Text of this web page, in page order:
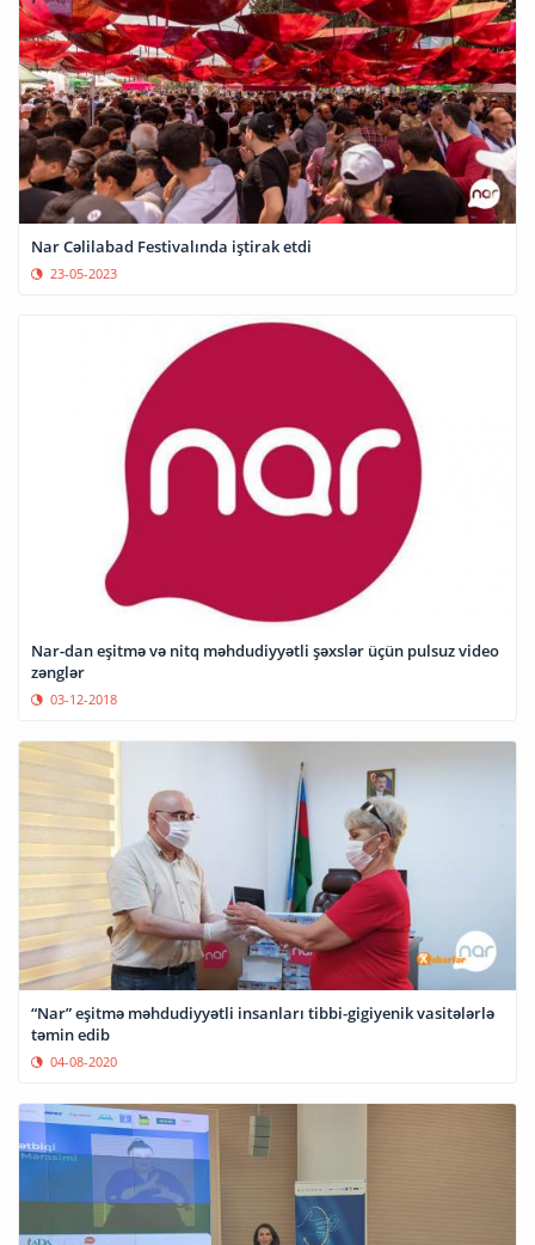
Nar Cəlilabad Festivalında iştirak etdi
23-05-2023
Nar-dan eşitmə və nitq məhdudiyyətli şəxslər üçün pulsuz video
zənglər
03-12-2018
“Nar” eşitmə məhdudiyyətli insanları tibbi-gigiyenik vasitələrlə
təmin edib
04-08-2020